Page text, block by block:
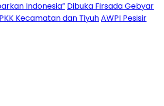
Indonesia” Dibuka Firsada Gebyar
Kecamatan dan TiyuhAWPI Pesisir